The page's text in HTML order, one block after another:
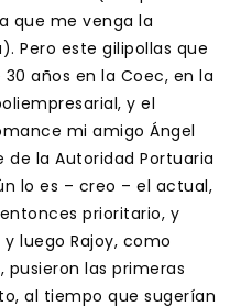
que me venga la
Pero este gilipollas que
años en la Coec, en la
y el
mi amigo Ángel
de la Autoridad Portuaria
lo es – creo – el actual,
prioritario, y
luego Rajoy, como
las primeras
al tiempo que sugerían